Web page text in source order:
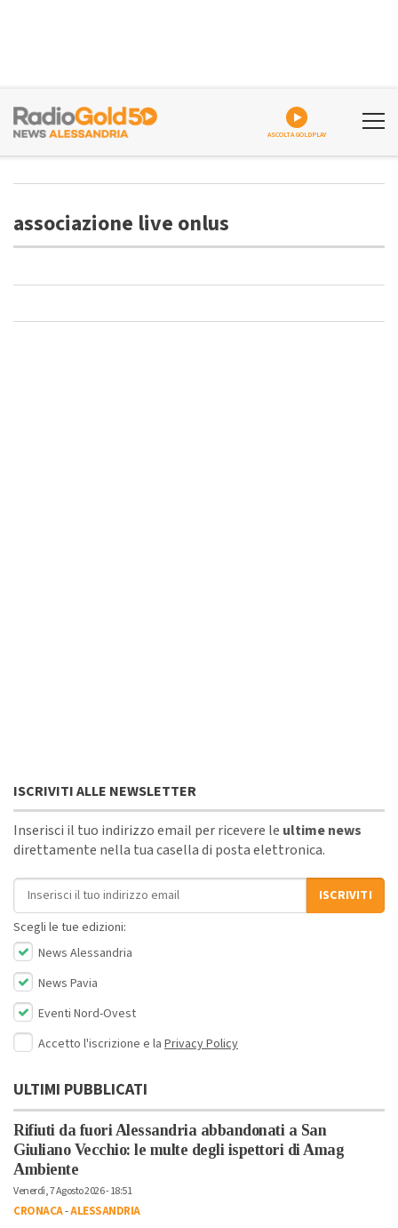
ASCOLTA GOLDPLAY
associazione live onlus
ISCRIVITI ALLE NEWSLETTER
Inserisci il tuo indirizzo email per ricevere le ultime news
direttamente nella tua casella di posta elettronica.
Indirizzo email
ISCRIVITI
Scegli le tue edizioni:
News Alessandria
News Pavia
Eventi Nord-Ovest
Accetto l'iscrizione e la Privacy Policy
ULTIMI PUBBLICATI
Rifiuti da fuori Alessandria abbandonati a San
Giuliano Vecchio: le multe degli ispettori di Amag
Ambiente
Venerdì, 7 Agosto 2026 - 18:51
CRONACA-ALESSANDRIA